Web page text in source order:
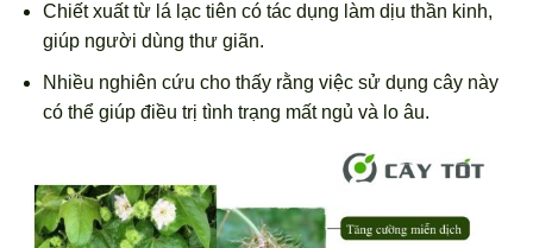
Chiết xuất từ lá lạc tiên có tác dụng làm dịu thần kinh,
giúp người dùng thư giãn.
Nhiều nghiên cứu cho thấy rằng việc sử dụng cây này
có thể giúp điều trị tình trạng mất ngủ và lo âu.